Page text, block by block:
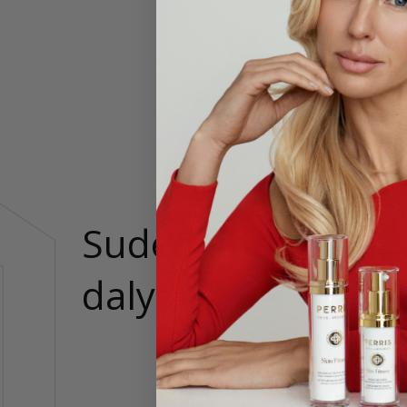
arba
Šis
nuo pat
gelinio
Sudedamosios
dalys
Ethyl
tributyl
glycolic
(violet
Iki